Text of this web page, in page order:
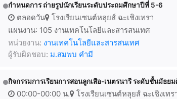
กำหนดการ ถ่ายรูปนักเรียนระดับประถมศึกษาปีที่ 5-6
ตลอดวัน
โรงเรียนเซนต์หลุยส์ ฉะเชิงเทรา
แผนงาน: 105 งานเทคโนโลยีและสารสนเทศ
หน่วยงาน: งานเทคโนโลยีและสารสนเทศ
ผู้รับผิดชอบ: ม.สมพบ คำมี
กิจกรรมการเรียนการสอนลูกเสือ-เนตรนารี ระดับชั้นมัธย
00:00-00:00 น.
โรงเรียนเซนต์หลุยส์ ฉะเชิงเทร